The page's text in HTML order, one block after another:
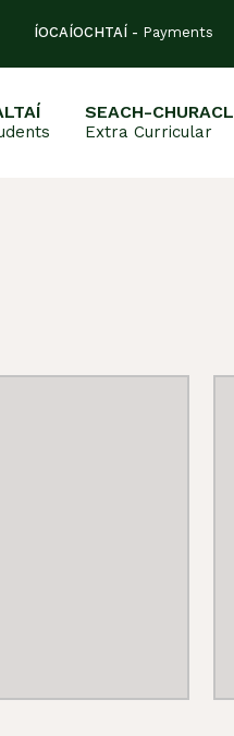
ÍOCAÍOCHTAÍ - Payments
SEACH-
Extra Curricular